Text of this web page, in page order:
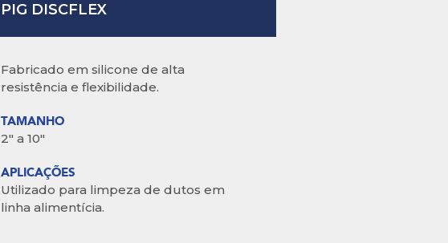
PIG DISCFLEX
Fabricado em silicone de alta
resistência e flexibilidade.
TAMANHO
2″ a 10″
APLICAÇÕES
Utilizado para limpeza de dutos em
linha alimentícia.